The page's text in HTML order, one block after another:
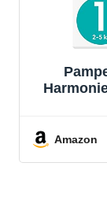
Amazon